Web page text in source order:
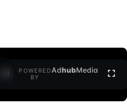
POWERED
BY
AdhubMedia